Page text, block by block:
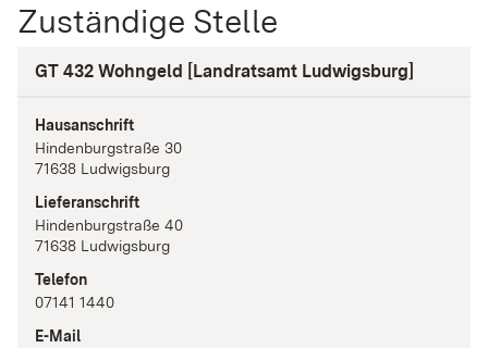
Zuständige Stelle
GT 432 Wohngeld [Landratsamt Ludwigsburg]
Hausanschrift
Hindenburgstraße 30
71638 Ludwigsburg
Lieferanschrift
Hindenburgstraße 40
71638 Ludwigsburg
Telefon
07141 1440
E-Mail